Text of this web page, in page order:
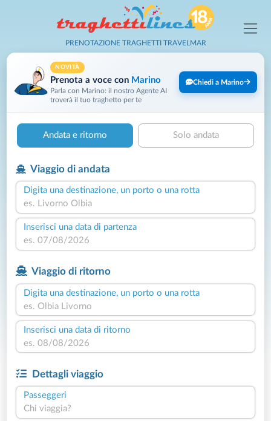
PRENOTAZIONE TRAGHETTI TRAVELMAR
NOVITÀ
Prenota a voce con Marino
Parla con Marino: il nostro Agente AI
troverà il tuo traghetto per te
Chiedi a Marino
Andata e ritorno Solo andata
Viaggio di andata
Digita una destinazione, un porto o una rotta
Inserisci una data di partenza
Viaggio di ritorno
Digita una destinazione, un porto o una rotta
Inserisci una data di ritorno
Dettagli viaggio
Passeggeri
Chi viaggia?